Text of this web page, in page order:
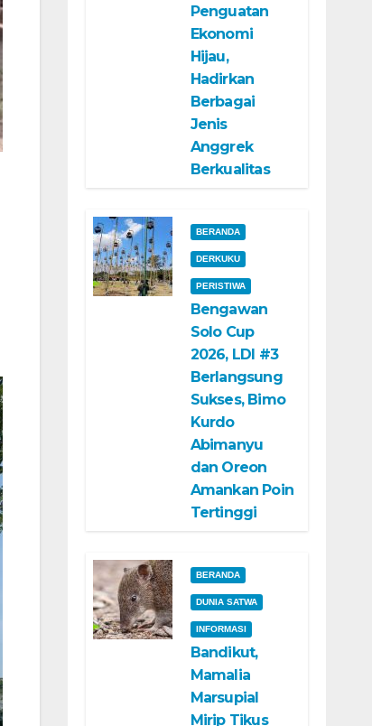
Penguatan
Ekonomi
Hijau,
Hadirkan
Berbagai
Jenis
Anggrek
Berkualitas
BERANDA
DERKUKU
PERISTIWA
Bengawan
Solo Cup
2026, LDI #3
Berlangsung
Sukses, Bimo
Kurdo
Abimanyu
dan Oreon
Amankan Poin
Tertinggi
BERANDA
DUNIA SATWA
INFORMASI
Bandikut,
Mamalia
Marsupial
Mirip Tikus